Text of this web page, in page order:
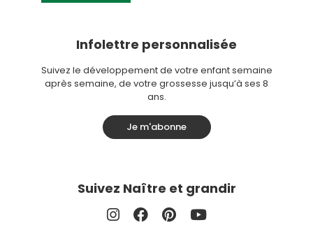
Infolettre personnalisée
Suivez le développement de votre enfant semaine
après semaine, de votre grossesse jusqu’à ses 8
ans.
Je m'abonne
Suivez Naître et grandir